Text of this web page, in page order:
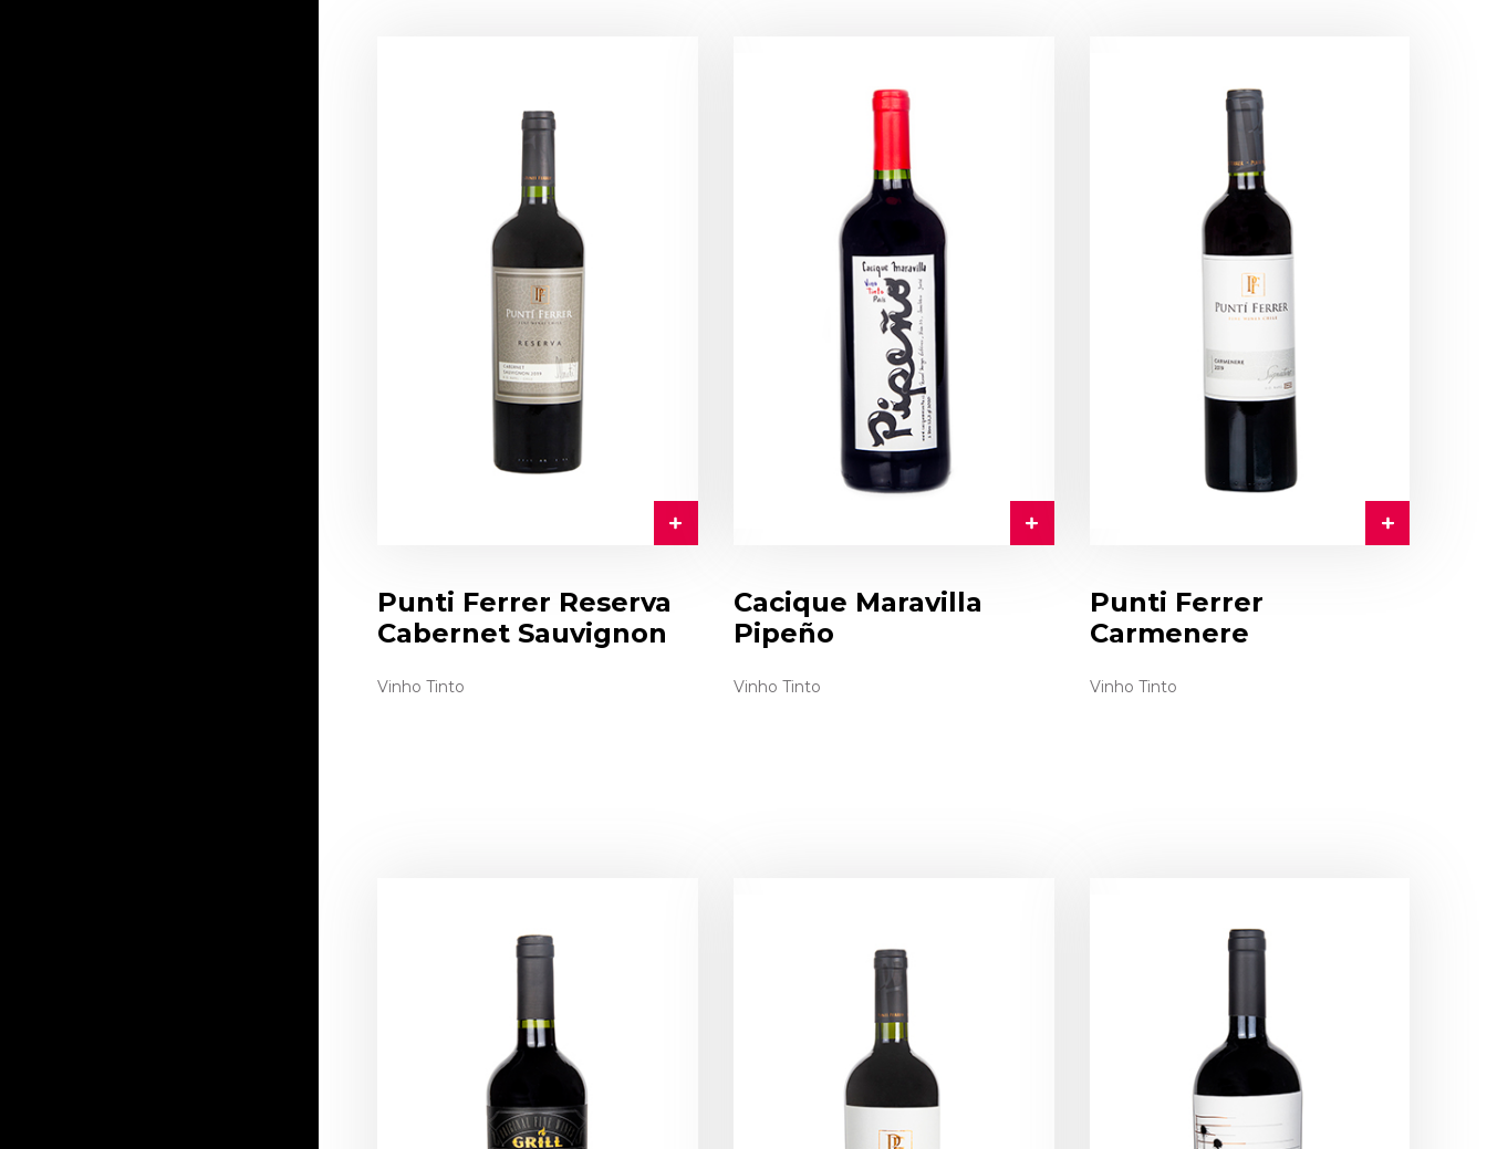
Punti Ferrer Reserva
Cabernet Sauvignon
Vinho Tinto
Cacique Maravilla
Pipeño
Vinho Tinto
Punti Ferrer
Carmenere
Vinho Tinto